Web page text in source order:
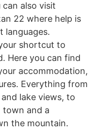
can also visit
22 where help is
languages.
shortcut to
Here you can find
accommodation,
Everything from
lake views, to
town and a
the mountain.